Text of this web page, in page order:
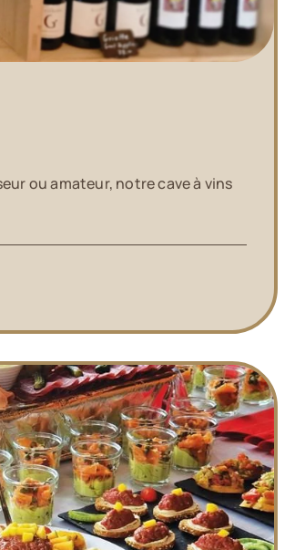
ou amateur, notre cave à vins